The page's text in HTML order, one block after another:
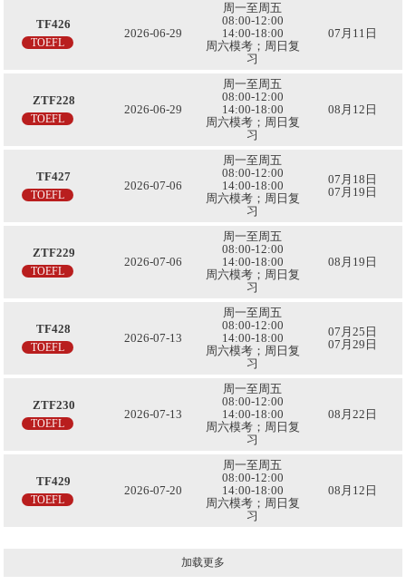
TF426
TOEFL
2026-06-29
周一至周五
08:00-12:00
14:00-18:00
周六模考；周日复
习
07月11日
ZTF228
TOEFL
2026-06-29
周一至周五
08:00-12:00
14:00-18:00
周六模考；周日复
习
08月12日
TF427
TOEFL
2026-07-06
周一至周五
08:00-12:00
14:00-18:00
周六模考；周日复
习
07月18日
07月19日
ZTF229
TOEFL
2026-07-06
周一至周五
08:00-12:00
14:00-18:00
周六模考；周日复
习
08月19日
TF428
TOEFL
2026-07-13
周一至周五
08:00-12:00
14:00-18:00
周六模考；周日复
习
07月25日
07月29日
ZTF230
TOEFL
2026-07-13
周一至周五
08:00-12:00
14:00-18:00
周六模考；周日复
习
08月22日
TF429
TOEFL
2026-07-20
周一至周五
08:00-12:00
14:00-18:00
周六模考；周日复
习
08月12日
加载更多